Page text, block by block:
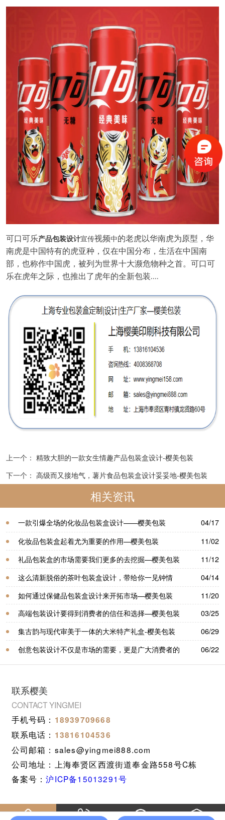
可口可乐产品包装设计宣传视频中 的老虎以华南虎为原型，华
南虎是中国特有的虎亚种，仅在中国分布，生活在中国南
部，也称作中国虎，被列为世界十大濒危物种之首。可口可
乐在虎年之际，也推出了虎年的全新包装....
上一个： 精致大胆的一款女生情趣产品包装盒设计-樱美包装
下一个： 高级而又接地气，薯片食品包装盒设计妥妥地-樱美包装
相关资讯
一款引爆全场的化妆品包装盒设计——樱美包装
04/17
化妆品包装盒起着尤为重要的作用—樱美包装
11/02
礼品包装盒的市场需要我们更多的去挖掘—樱美包装
11/12
这么清新脱俗的茶叶包装盒设计，带给你一见钟情
——樱美包装
04/14
如何通过保健品包装盒设计来开拓市场—樱美包装
11/20
高端包装设计要得到消费者的信任和选择—樱美包装
03/25
集古韵与现代审美于一体的大米特产礼盒-樱美包装
06/29
创意包装设计不仅是市场的需要，更是广大消费者的
选择—樱美包装
06/22
联系樱美
CONTACT YINGMEI
手机号码： 18939709668
联系电话： 13816104536
公司邮箱：sales@yingmei888.com
公司地址：上海奉贤区西渡街道奉金路558号C栋
备案号：沪ICP备15013291号